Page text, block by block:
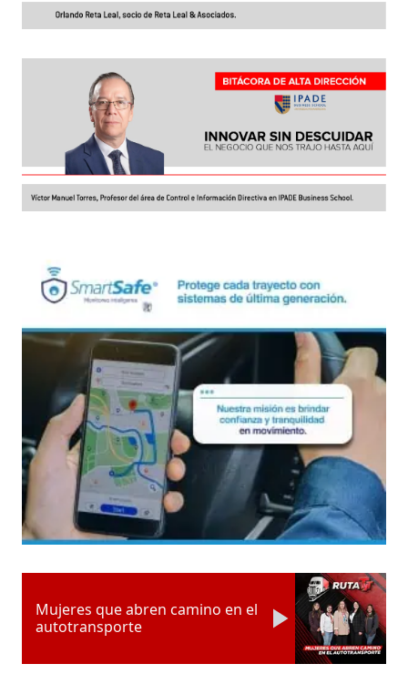
Mujeres que abren camino en el
autotransporte